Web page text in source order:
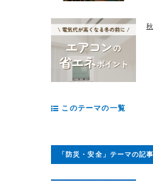
このテーマの一覧
「防災・安全」テーマの記事